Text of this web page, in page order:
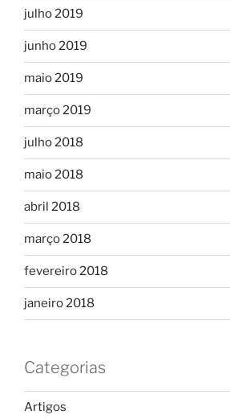
julho 2019
junho 2019
maio 2019
março 2019
julho 2018
maio 2018
abril 2018
março 2018
fevereiro 2018
janeiro 2018
Categorias
Artigos